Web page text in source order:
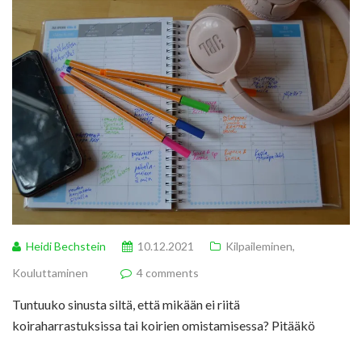
Heidi Bechstein 10.12.2021 Kilpaileminen,
Kouluttaminen
4 comments
Tuntuuko sinusta siltä, että mikään ei riitä
koiraharrastuksissa tai koirien omistamisessa? Pitääkö